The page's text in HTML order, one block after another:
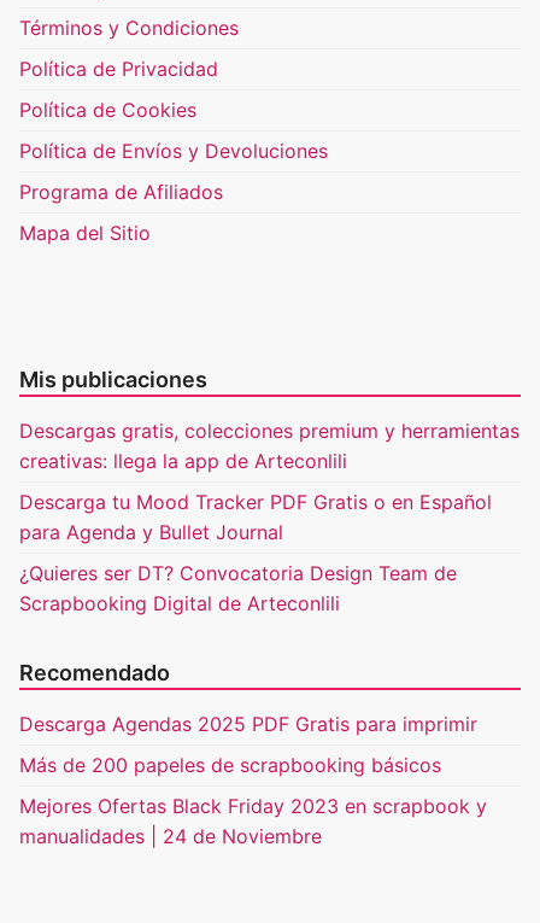
Términos y Condiciones
Política de Privacidad
Política de Cookies
Política de Envíos y Devoluciones
Programa de Afiliados
Mapa del Sitio
Mis publicaciones
Descargas gratis, colecciones premium y herramientas
creativas: llega la app de Arteconlili
Descarga tu Mood Tracker PDF Gratis o en Español
para Agenda y Bullet Journal
¿Quieres ser DT? Convocatoria Design Team de
Scrapbooking Digital de Arteconlili
Recomendado
Descarga Agendas 2025 PDF Gratis para imprimir
Más de 200 papeles de scrapbooking básicos
Mejores Ofertas Black Friday 2023 en scrapbook y
manualidades | 24 de Noviembre